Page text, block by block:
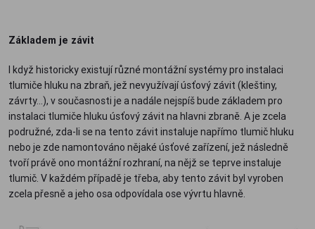
Základem je závit
I když historicky existují různé montážní systémy pro instalaci
tlumiče hluku na zbraň, jež nevyužívají úsťový závit (kleštiny,
závrty…), v současnosti je a nadále nejspíš bude základem pro
instalaci tlumiče hluku úsťový závit na hlavni zbraně. A je zcela
podružné, zda-li se na tento závit instaluje napřímo tlumič hluku
nebo je zde namontováno nějaké úsťové zařízení, jež následně
tvoří právě ono montážní rozhraní, na nějž se teprve instaluje
tlumič. V každém případě je třeba, aby tento závit byl vyroben
zcela přesně a jeho osa odpovídala ose vývrtu hlavně.